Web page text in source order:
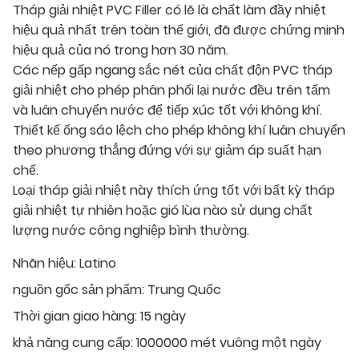
Tháp giải nhiệt PVC Filler có lẽ là chất làm đầy nhiệt
hiệu quả nhất trên toàn thế giới, đã được chứng minh
hiệu quả của nó trong hơn 30 năm.
Các nếp gấp ngang sắc nét của chất độn PVC tháp
giải nhiệt cho phép phân phối lại nước đều trên tấm
và luân chuyển nước để tiếp xúc tốt với không khí.
Thiết kế ống sáo lệch cho phép không khí luân chuyển
theo phương thẳng đứng với sự giảm áp suất hạn
chế.
Loại tháp giải nhiệt này thích ứng tốt với bất kỳ tháp
giải nhiệt tự nhiên hoặc gió lùa nào sử dụng chất
lượng nước công nghiệp bình thường.
Nhãn hiệu:Latino
nguồn gốc sản phẩm: Trung Quốc
Thời gian giao hàng:15 ngày
khả năng cung cấp:1000000 mét vuông một ngày